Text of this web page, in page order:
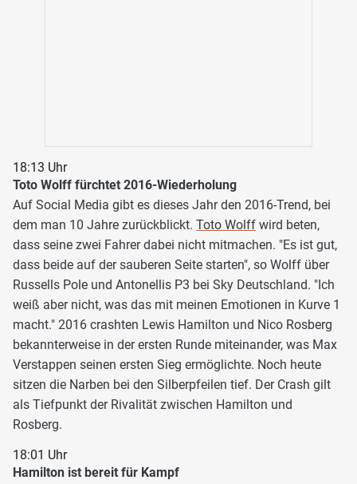
18:13 Uhr
Toto Wolff fürchtet 2016-Wiederholung
Auf Social Media gibt es dieses Jahr den 2016-Trend, bei
dem man 10 Jahre zurückblickt. Toto Wolff wird beten,
dass seine zwei Fahrer dabei nicht mitmachen. "Es ist gut,
dass beide auf der sauberen Seite starten", so Wolff über
Russells Pole und Antonellis P3 bei Sky Deutschland. "Ich
weiß aber nicht, was das mit meinen Emotionen in Kurve 1
macht." 2016 crashten Lewis Hamilton und Nico Rosberg
bekannterweise in der ersten Runde miteinander, was Max
Verstappen seinen ersten Sieg ermöglichte. Noch heute
sitzen die Narben bei den Silberpfeilen tief. Der Crash gilt
als Tiefpunkt der Rivalität zwischen Hamilton und
Rosberg.
18:01 Uhr
Hamilton ist bereit für Kampf